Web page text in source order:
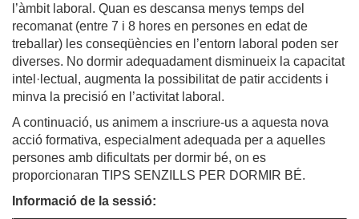
l’àmbit laboral. Quan es descansa menys temps del
recomanat (entre 7 i 8 hores en persones en edat de
treballar) les conseqüències en l’entorn laboral poden ser
diverses. No dormir adequadament disminueix la capacitat
intel·lectual, augmenta la possibilitat de patir accidents i
minva la precisió en l’activitat laboral.
A continuació, us animem a inscriure-us a aquesta nova
acció formativa, especialment adequada per a aquelles
persones amb dificultats per dormir bé, on es
proporcionaran TIPS SENZILLS PER DORMIR BÉ.
Informació de la sessió: